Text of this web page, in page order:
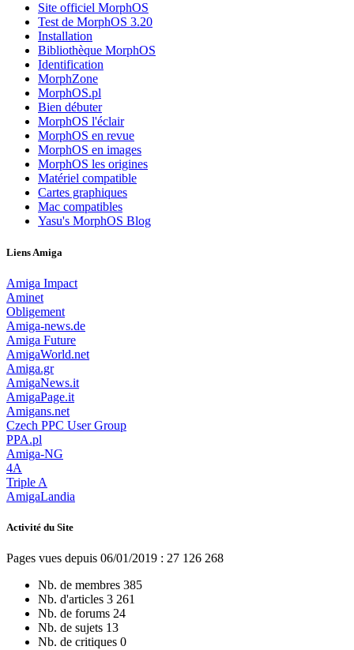
Site officiel MorphOS
Test de MorphOS 3.20
Installation
Bibliothèque MorphOS
Identification
MorphZone
MorphOS.pl
Bien débuter
MorphOS l'éclair
MorphOS en revue
MorphOS en images
MorphOS les origines
Matériel compatible
Cartes graphiques
Mac compatibles
Yasu's MorphOS Blog
Liens Amiga
Amiga Impact
Aminet
Obligement
Amiga-news.de
Amiga Future
AmigaWorld.net
Amiga.gr
AmigaNews.it
AmigaPage.it
Amigans.net
Czech PPC User Group
PPA.pl
Amiga-NG
4A
Triple A
AmigaLandia
Activité du Site
Pages vues depuis 06/01/2019 : 27 126 268
Nb. de membres 385
Nb. d'articles 3 261
Nb. de forums 24
Nb. de sujets 13
Nb. de critiques 0